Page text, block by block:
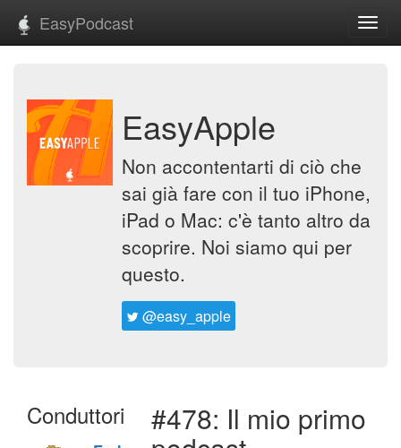
EasyPodcast
EasyApple
Non accontentarti di ciò che
sai già fare con il tuo iPhone,
iPad o Mac: c'è tanto altro da
scoprire. Noi siamo qui per
questo.
@easy_apple
Conduttori #478: Il mio primo